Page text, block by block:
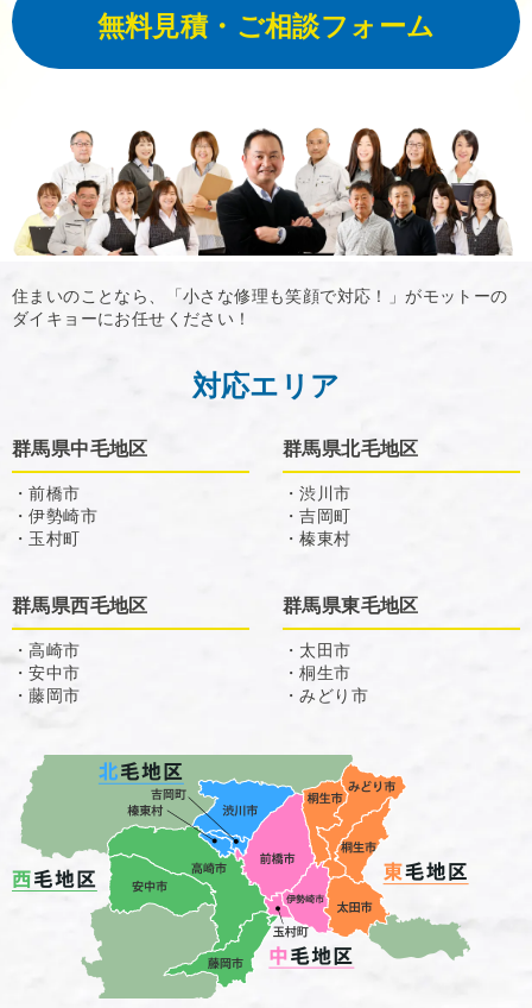
無料見積・ご相談フォーム
住まいのことなら、「小さな修理も笑顔で対応！」がモットーの
ダイキョーにお任せください！
対応エリア
群馬県中毛地区
・前橋市
・伊勢崎市
・玉村町
群馬県北毛地区
・渋川市
・吉岡町
・榛東村
群馬県西毛地区
・高崎市
・安中市
・藤岡市
群馬県東毛地区
・太田市
・桐生市
・みどり市